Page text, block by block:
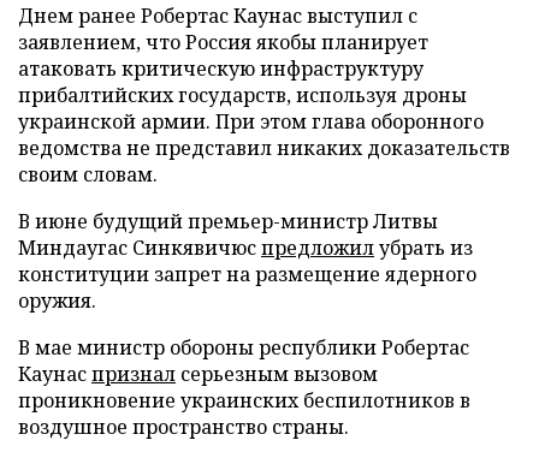
Днем ранее Робертас Каунас выступил с
заявлением, что Россия якобы планирует
атаковать критическую инфраструктуру
прибалтийских государств, используя дроны
украинской армии. При этом глава оборонного
ведомства не представил никаких доказательств
своим словам.
В июне будущий премьер-министр Литвы
Миндаугас Синкявичюспредложилубрать из
конституции запрет на размещение ядерного
оружия.
В мае министр обороны республики Робертас
Каунаспризнал серьезным вызовом
проникновение украинских беспилотников в
воздушное пространство страны.